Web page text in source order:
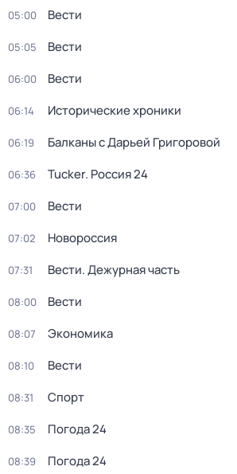
05:00 Вести
05:05 Вести
06:00 Вести
06:14 Исторические хроники
06:19 Балканы с Дарьей Григоровой
06:36 Tucker. Россия 24
07:00 Вести
07:02 Новороссия
07:31 Вести. Дежурная часть
08:00 Вести
08:07 Экономика
08:10 Вести
08:31 Спорт
08:35 Погода 24
08:39 Погода 24